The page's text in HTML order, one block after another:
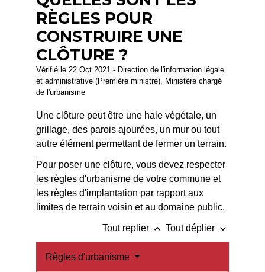
RÈGLES POUR
CONSTRUIRE UNE
CLÔTURE ?
Vérifié le 22 Oct 2021 - Direction de l'information légale
et administrative (Première ministre), Ministère chargé
de l'urbanisme
Une clôture peut être une haie végétale, un
grillage, des parois ajourées, un mur ou tout
autre élément permettant de fermer un terrain.
Pour poser une clôture, vous devez respecter
les règles d'urbanisme de votre commune et
les règles d'implantation par rapport aux
limites de terrain voisin et au domaine public.
Tout replier keyboard_arrow_up Tout déplier keyboard_arrow_down
Règles d'urbanisme